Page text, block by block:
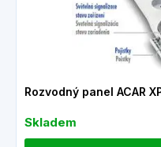
Rozvodný panel ACAR
Skladem